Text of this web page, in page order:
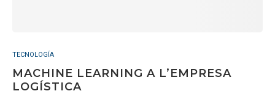
TECNOLOGÍA
MACHINE LEARNING A L’EMPRESA
LOGÍSTICA